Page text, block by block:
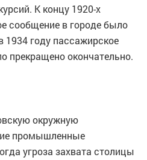
К концу 1920-х
сообщение в городе было
1934 году пассажирское
окончательно.
окружную
промышленные
угроза захвата столицы